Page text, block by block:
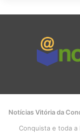
Notícias Vitória da
Conquista e toda a